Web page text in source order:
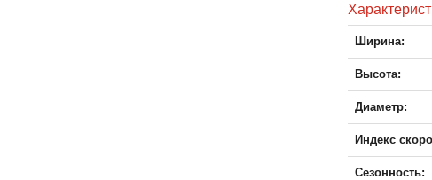
Ширина:
Высота:
Диаметр:
Индекс
Сезонность: